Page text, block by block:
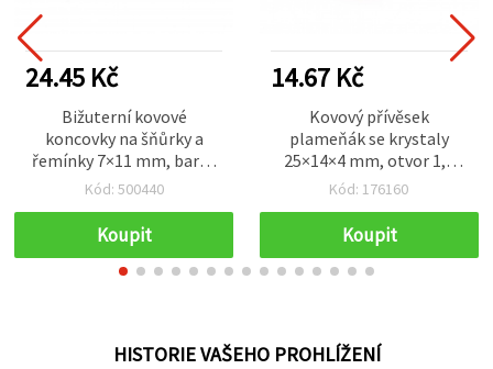
24.45 Kč
Bižuterní kovové
koncovky na šňůrky a
řemínky 7×11 mm, barva
staroměď – 50 ks
Kód: 500440
Koupit
14.67 Kč
Kovový přívěsek
plameňák se krystaly
25×14×4 mm, otvor 1,5
mm, stříbrná barva, pro
Kód: 176160
Koupit
HISTORIE VAŠEHO PROHLÍŽENÍ